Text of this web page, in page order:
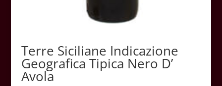
Terre Siciliane Indicazione
Geografica Tipica Nero D’
Avola